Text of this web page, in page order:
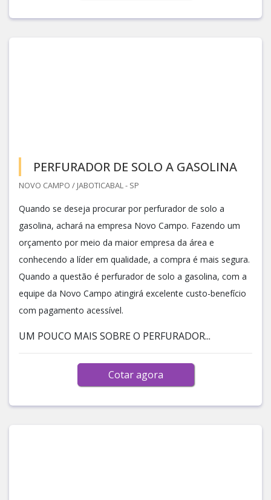
PERFURADOR DE SOLO A GASOLINA
NOVO CAMPO / JABOTICABAL - SP
Quando se deseja procurar por perfurador de solo a
gasolina, achará na empresa Novo Campo. Fazendo um
orçamento por meio da maior empresa da área e
conhecendo a líder em qualidade, a compra é mais segura.
Quando a questão é perfurador de solo a gasolina, com a
equipe da Novo Campo atingirá excelente custo-benefício
com pagamento acessível.
UM POUCO MAIS SOBRE O PERFURADOR...
Cotar agora